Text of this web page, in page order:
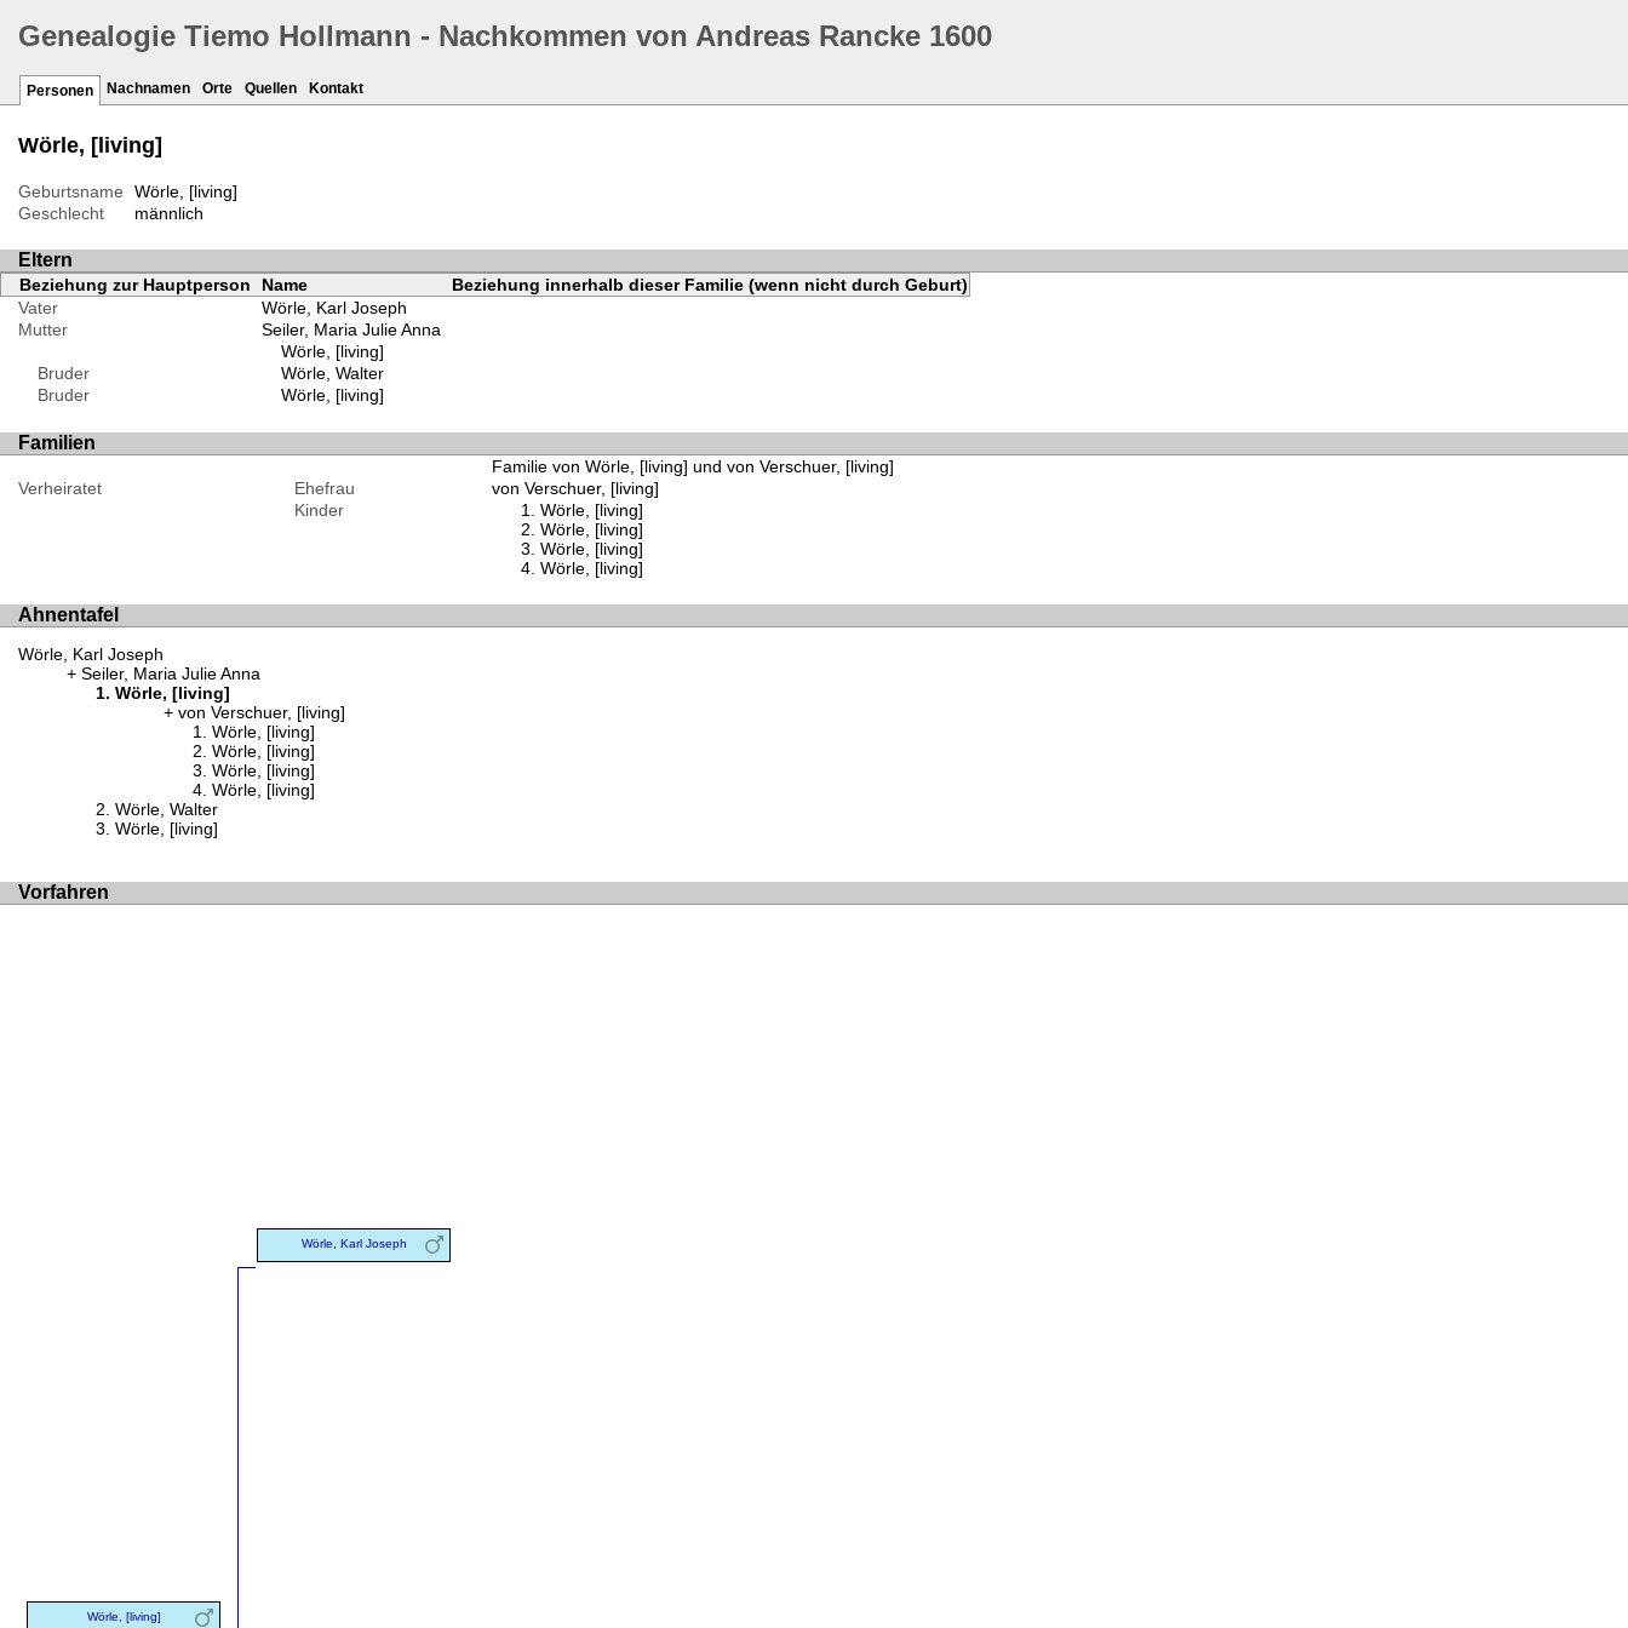
Genealogie Tiemo Hollmann - Nachkommen von Andreas Rancke 1600
Personen Nachnamen Orte Quellen Kontakt
Wörle, [living]
Geburtsname
Wörle, [living]
Geschlecht
männlich
Eltern
Beziehung zur Hauptperson Name
Beziehung innerhalb dieser Familie (wenn nicht durch Geburt)
Vater
Wörle, Karl Joseph
Mutter
Seiler, Maria Julie Anna
Wörle, [living]
Bruder
Wörle, Walter
Bruder
Wörle, [living]
Familien
Familie von Wörle, [living] und von Verschuer, [living]
Verheiratet
Ehefrau
von Verschuer, [living]
Kinder
Wörle, [living]
Wörle, [living]
Wörle, [living]
Wörle, [living]
Ahnentafel
Wörle, Karl Joseph
Seiler, Maria Julie Anna
Wörle, [living]
von Verschuer, [living]
Wörle, [living]
Wörle, [living]
Wörle, [living]
Wörle, [living]
Wörle, Walter
Wörle, [living]
Vorfahren
Wörle, [living]
Wörle, Karl Joseph